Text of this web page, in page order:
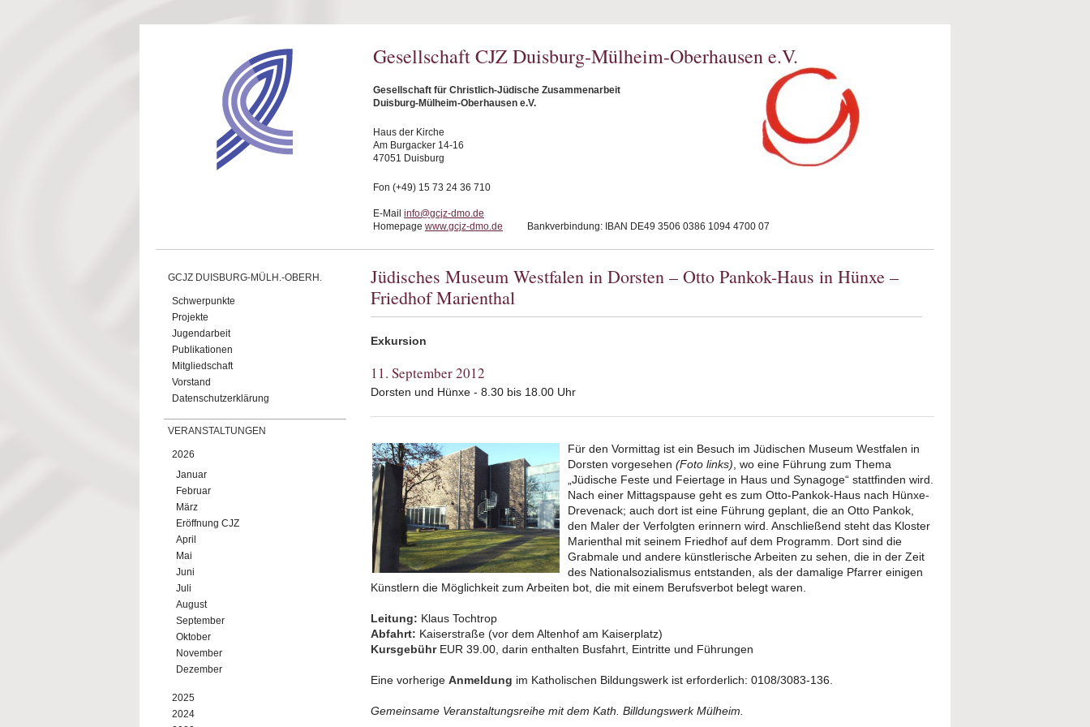
Gesellschaft CJZ Duisburg-Mülheim-Oberhausen e.V.
Gesellschaft für Christlich-Jüdische Zusammenarbeit
Duisburg-Mülheim-Oberhausen e.V.
Haus der Kirche
Am Burgacker 14-16
47051 Duisburg
Fon (+49) 15 73 24 36 710
E-Mail info@gcjz-dmo.de
Homepage www.gcjz-dmo.de Bankverbindung: IBAN DE49 3506 0386 1094 4700 07
GCJZ DUISBURG-MÜLH.-OBERH.
Schwerpunkte
Projekte
Jugendarbeit
Publikationen
Mitgliedschaft
Vorstand
Datenschutzerklärung
VERANSTALTUNGEN
2026
Januar
Februar
März
Eröffnung CJZ
April
Mai
Juni
Juli
August
September
Oktober
November
Dezember
2025
2024
Jüdisches Museum Westfalen in Dorsten – Otto Pankok-Haus in Hünxe –
Friedhof Marienthal
Exkursion
11. September 2012
Dorsten und Hünxe - 8.30 bis 18.00 Uhr
Für den Vormittag ist ein Besuch im Jüdischen Museum Westfalen in
Dorsten vorgesehen (Foto links) , wo eine Führung zum Thema
„Jüdische Feste und Feiertage in Haus und Synagoge“ stattfinden wird.
Nach einer Mittagspause geht es zum Otto-Pankok-Haus nach Hünxe-
Drevenack; auch dort ist eine Führung geplant, die an Otto Pankok,
den Maler der Verfolgten erinnern wird. Anschließend steht das Kloster
Marienthal mit seinem Friedhof auf dem Programm. Dort sind die
Grabmale und andere künstlerische Arbeiten zu sehen, die in der Zeit
des Nationalsozialismus entstanden, als der damalige Pfarrer einigen
Künstlern die Möglichkeit zum Arbeiten bot, die mit einem Berufsverbot belegt waren.
Leitung: Klaus Tochtrop
Abfahrt: Kaiserstraße (vor dem Altenhof am Kaiserplatz)
Kursgebühr EUR 39.00, darin enthalten Busfahrt, Eintritte und Führungen
Eine vorherige Anmeldung im Katholischen Bildungswerk ist erforderlich: 0108/3083-136.
Gemeinsame Veranstaltungsreihe mit dem Kath. Billdungswerk Mülheim.